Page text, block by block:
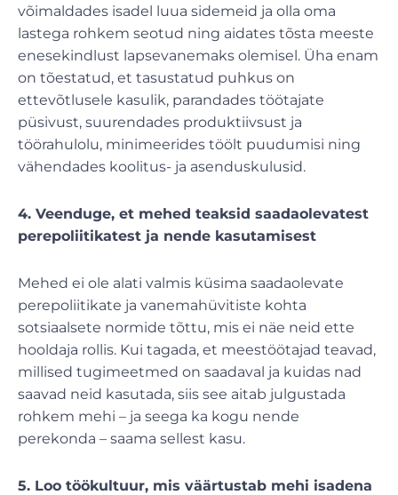
võimaldades isadel luua sidemeid ja olla oma
lastega rohkem seotud ning aidates tõsta meeste
enesekindlust lapsevanemaks olemisel. Üha enam
on tõestatud, et tasustatud puhkus on
ettevõtlusele kasulik, parandades töötajate
püsivust, suurendades produktiivsust ja
töörahulolu, minimeerides töölt puudumisi ning
vähendades koolitus- ja asenduskulusid.
4. Veenduge, et mehed teaksid saadaolevatest
perepoliitikatest ja nende kasutamisest
Mehed ei ole alati valmis küsima saadaolevate
perepoliitikate ja vanemahüvitiste kohta
sotsiaalsete normide tõttu, mis ei näe neid ette
hooldaja rollis. Kui tagada, et meestöötajad teavad,
millised tugimeetmed on saadaval ja kuidas nad
saavad neid kasutada, siis see aitab julgustada
rohkem mehi – ja seega ka kogu nende
perekonda – saama sellest kasu.
5. Loo töökultuur, mis väärtustab mehi isadena